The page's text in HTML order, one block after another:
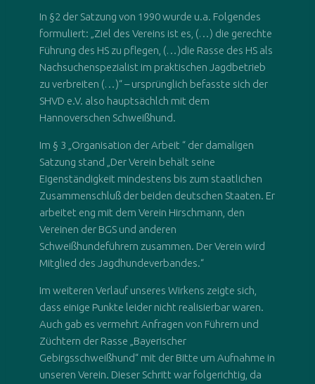
In §2 der Satzung von 1990 wurde u.a. Folgendes
formuliert: „Ziel des Vereins ist es, (…) die gerechte
Führung des HS zu pflegen, (…)die Rasse des HS als
Nachsuchenspezialist im praktischen Jagdbetrieb
zu verbreiten (…)“ – ursprünglich befasste sich der
SHVD e.V. also hauptsächlch mit dem
Hannoverschen Schweißhund.
Im § 3 „Organisation der Arbeit “ der damaligen
Satzung stand „Der Verein behält seine
Eigenständigkeit mindestens bis zum staatlichen
Zusammenschluß der beiden deutschen Staaten. Er
arbeitet eng mit dem Verein Hirschmann, den
Vereinen der BGS und anderen
Schweißhundeführern zusammen. Der Verein wird
Mitglied des Jagdhundeverbandes.“
Im weiteren Verlauf unseres Wirkens zeigte sich,
dass einige Punkte leider nicht realisierbar waren.
Auch gab es vermehrt Anfragen von Führern und
Züchtern der Rasse „Bayerischer
Gebirgsschweißhund“ mit der Bitte um Aufnahme in
unseren Verein. Dieser Schritt war folgerichtig, da